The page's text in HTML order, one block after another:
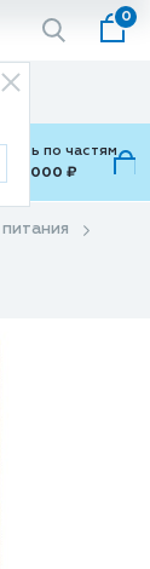
0
по частям
15,000 ₽